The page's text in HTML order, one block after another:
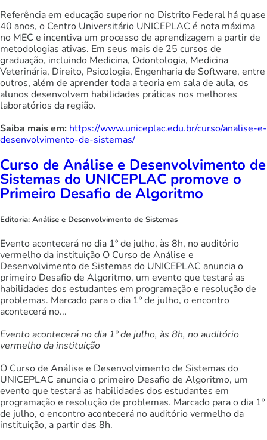
Referência em educação superior no Distrito Federal há quase
40 anos, o Centro Universitário UNICEPLAC é nota máxima
no MEC e incentiva um processo de aprendizagem a partir de
metodologias ativas. Em seus mais de 25 cursos de
graduação, incluindo Medicina, Odontologia, Medicina
Veterinária, Direito, Psicologia, Engenharia de Software, entre
outros, além de aprender toda a teoria em sala de aula, os
alunos desenvolvem habilidades práticas nos melhores
laboratórios da região.
Saiba mais em: https://www.uniceplac.edu.br/curso/analise-e-
desenvolvimento-de-sistemas/
Curso de Análise e Desenvolvimento de
Sistemas do UNICEPLAC promove o
Primeiro Desafio de Algoritmo
Editoria: Análise e Desenvolvimento de Sistemas
Evento acontecerá no dia 1º de julho, às 8h, no auditório
vermelho da instituição O Curso de Análise e
Desenvolvimento de Sistemas do UNICEPLAC anuncia o
primeiro Desafio de Algoritmo, um evento que testará as
habilidades dos estudantes em programação e resolução de
problemas. Marcado para o dia 1º de julho, o encontro
acontecerá no...
Evento acontecerá no dia 1º de julho, às 8h, no auditório
vermelho da instituição
O Curso de Análise e Desenvolvimento de Sistemas do
UNICEPLAC anuncia o primeiro Desafio de Algoritmo, um
evento que testará as habilidades dos estudantes em
programação e resolução de problemas. Marcado para o dia 1º
de julho, o encontro acontecerá no auditório vermelho da
instituição, a partir das 8h.